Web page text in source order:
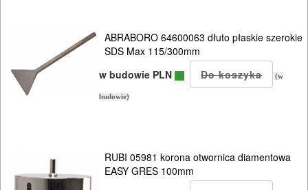
opalarek
zagłębiar..
Do
ABRABORO 64600063 dłuto płaskie szerokie
SDS Max 115/300mm
w budowie PLN
(w
budowie)
RUBI 05981 korona otwornica diamentowa
EASY GRES 100mm